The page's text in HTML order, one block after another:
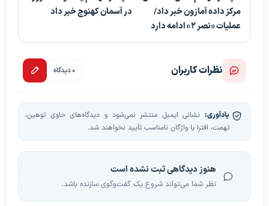
مرکز داده آمازون خبر داد/
عملیات «نصر ۲» ادامه دارد
در آسمان کهنوج خبر داد
نظرات کاربران 0 دیدگاه
یادآوری: نشانی ایمیل منتشر نمی‌شود و دیدگاه‌های حاوی توهین،
تهمت، افترا یا واژگان نامناسب تأیید نخواهند شد.
هنوز دیدگاهی ثبت نشده است
نظر شما می‌تواند شروع یک گفت‌وگوی سازنده باشد.